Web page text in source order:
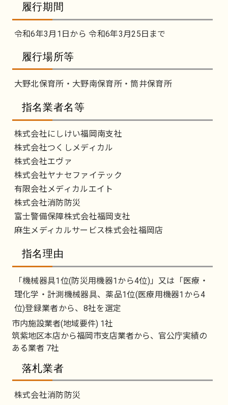
履行期間
令和6年3月1日から 令和6年3月25日まで
履行場所等
大野北保育所・大野南保育所・筒井保育所
指名業者名等
株式会社にしけい福岡南支社
株式会社つくしメディカル
株式会社エヴァ
株式会社ヤナセファイテック
有限会社メディカルエイト
株式会社消防防災
富士警備保障株式会社福岡支社
麻生メディカルサービス株式会社福岡店
指名理由
「機械器具1位(防災用機器1から4位)」又は「医療・
理化学・計測機械器具、薬品1位(医療用機器1から4
位)登録業者から、8社を選定
市内施設業者(地域要件) 1社
筑紫地区本店から福岡市支店業者から、官公庁実績の
ある業者 7社
落札業者
株式会社消防防災